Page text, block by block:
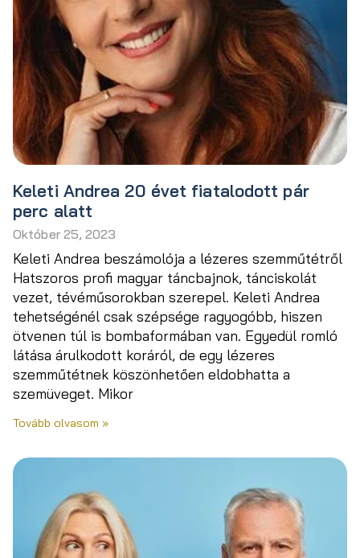
Keleti Andrea 20 évet fiatalodott pár
perc alatt
Október 25, 2023
Keleti Andrea beszámolója a lézeres szemműtétről
Hatszoros profi magyar táncbajnok, tánciskolát
vezet, tévéműsorokban szerepel. Keleti Andrea
tehetségénél csak szépsége ragyogóbb, hiszen
ötvenen túl is bombaformában van. Egyedül romló
látása árulkodott koráról, de egy lézeres
szemműtétnek köszönhetően eldobhatta a
szemüveget. Mikor
Tovább olvasom »